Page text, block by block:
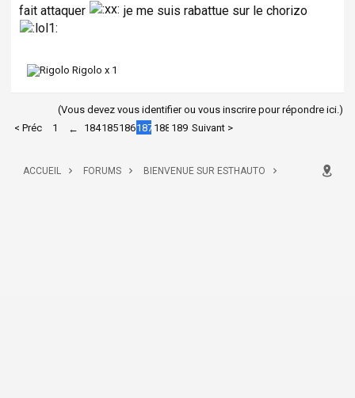
fait attaquer
je me suis rabattue sur le chorizo
Rigolo x 1
(Vous devez vous identifier ou vous inscrire pour répondre ici.)
< Préc
1 ← 184185186187 188 189 Suivant >
ACCUEIL FORUMS BIENVENUE SUR ESTHAUTO